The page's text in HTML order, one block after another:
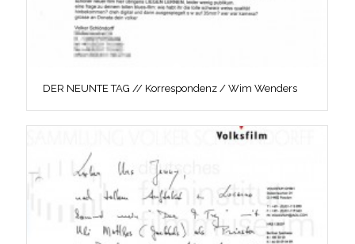
DER NEUNTE TAG // Korrespondenz / Wim Wenders